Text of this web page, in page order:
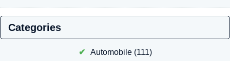
Categories
Automobile (111)